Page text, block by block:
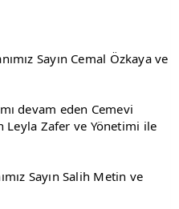
Sayın Cemal Özkaya ve
devam eden Cemevi
Leyla Zafer ve Yönetimi ile
Sayın Salih Metin ve